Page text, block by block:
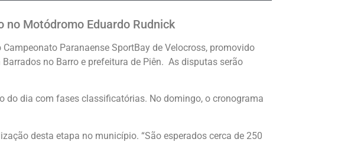
Motódromo Eduardo Rudnick
Paranaense SportBay de Velocross, promovido
no Barro e prefeitura de Piên. As disputas serão
do dia com fases classificatórias. No domingo, o cronograma
desta etapa no município. “São esperados cerca de 250